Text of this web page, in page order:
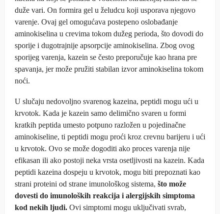
duže vari. On formira gel u želudcu koji usporava njegovo
varenje. Ovaj gel omogućava postepeno oslobađanje
aminokiselina u crevima tokom dužeg perioda, što dovodi do
sporije i dugotrajnije apsorpcije aminokiselina. Zbog ovog
sporijeg varenja, kazein se često preporučuje kao hrana pre
spavanja, jer može pružiti stabilan izvor aminokiselina tokom
noći.
U slučaju nedovoljno svarenog kazeina, peptidi mogu ući u
krvotok. Kada je kazein samo delimično svaren u formi
kratkih peptida umesto potpuno razložen u pojedinačne
aminokiseline, ti peptidi mogu proći kroz crevnu barijeru i ući
u krvotok. Ovo se može dogoditi ako proces varenja nije
efikasan ili ako postoji neka vrsta osetljivosti na kazein. Kada
peptidi kazeina dospeju u krvotok, mogu biti prepoznati kao
strani proteini od strane imunološkog sistema, što može
dovesti do imunoloških reakcija i alergijskih simptoma
kod nekih ljudi. Ovi simptomi mogu uključivati svrab,